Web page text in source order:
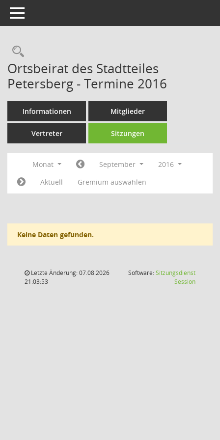
Toggle navigation
Rechercheauswahl
Ortsbeirat des Stadtteiles
Petersberg - Termine 2016
Informationen Mitglieder
Vertreter Sitzungen
Monat September
2016
Aktuell
Gremium auswählen
Keine Daten gefunden.
Letzte Änderung: 07.08.2026
21:03:53
Software:Sitzungsdienst
Session(Wird in